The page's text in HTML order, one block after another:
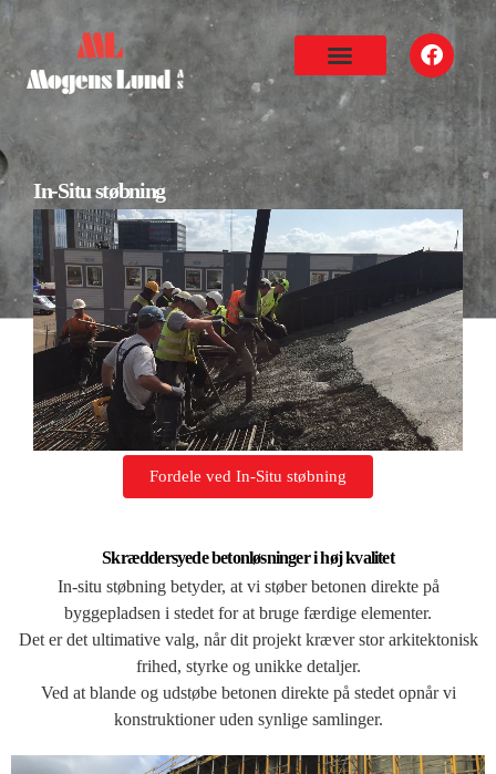
In-Situ støbning
Fordele ved In-Situ støbning
Skræddersyede betonløsninger i høj kvalitet
In-situ støbning betyder, at vi støber betonen direkte på
byggepladsen i stedet for at bruge færdige elementer.
Det er det ultimative valg, når dit projekt kræver stor arkitektonisk
frihed, styrke og unikke detaljer.
Ved at blande og udstøbe betonen direkte på stedet opnår vi
konstruktioner uden synlige samlinger.